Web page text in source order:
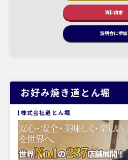
資料請求
説明会に参加
お好み焼き道とん堀
株式会社道とん堀